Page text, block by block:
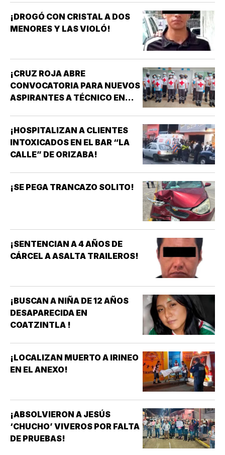
¡DROGÓ CON CRISTAL A DOS
MENORES Y LAS VIOLÓ!
¡CRUZ ROJA ABRE
CONVOCATORIA PARA NUEVOS
ASPIRANTES A TÉCNICO EN
¡HOSPITALIZAN A CLIENTES
INTOXICADOS EN EL BAR “LA
CALLE” DE ORIZABA!
¡SE PEGA TRANCAZO SOLITO!
¡SENTENCIAN A 4 AÑOS DE
CÁRCEL A ASALTA TRAILEROS!
¡BUSCAN A NIÑA DE 12 AÑOS
DESAPARECIDA EN
COATZINTLA !
¡LOCALIZAN MUERTO A IRINEO
EN EL ANEXO!
¡ABSOLVIERON A JESÚS
‘CHUCHO’ VIVEROS POR FALTA
DE PRUEBAS!